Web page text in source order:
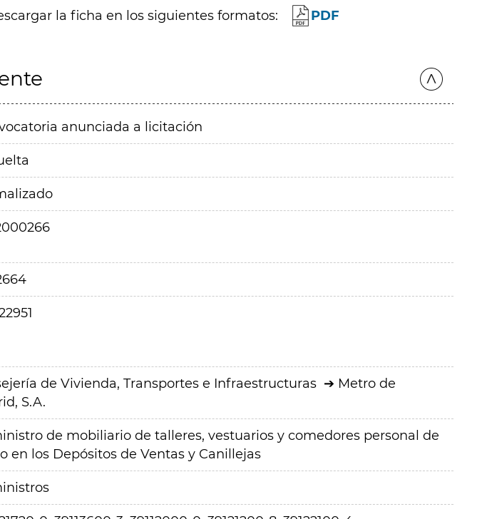
la ficha en los siguientes formatos: PDF
anunciada a licitación
de Vivienda, Transportes e Infraestructuras
Metro de
S.A.
de mobiliario de talleres, vestuarios y comedores personal de
en los Depósitos de Ventas y Canillejas